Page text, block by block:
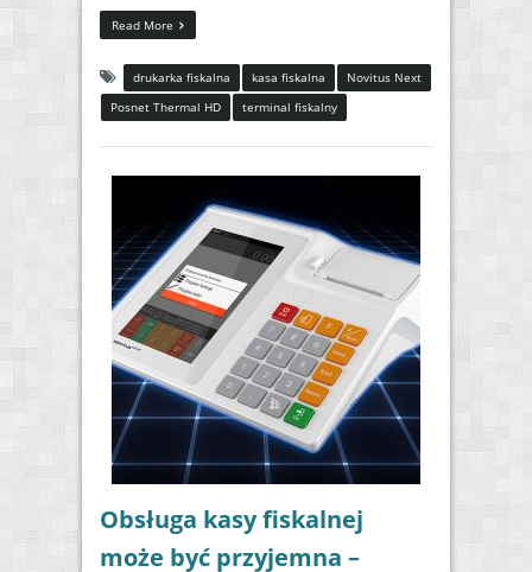
Read More
drukarka fiskalna kasa fiskalna
Novitus Next
Posnet Thermal HD
terminal fiskalny
Obsługa kasy fiskalnej
może być przyjemna –